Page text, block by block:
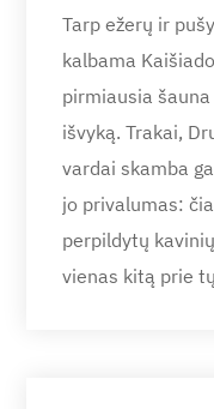
Tarp ežerų ir
kalbama
pirmiausia
išvyką. Trakai,
vardai skamba
jo privalumas:
perpildytų
vienas kitą prie